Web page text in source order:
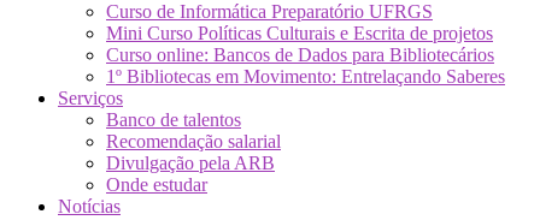
Curso de Informática Preparatório UFRGS
Mini Curso Políticas Culturais e Escrita de projetos
Curso online: Bancos de Dados para Bibliotecários
1º Bibliotecas em Movimento: Entrelaçando Saberes
Serviços
Banco de talentos
Recomendação salarial
Divulgação pela ARB
Onde estudar
Notícias